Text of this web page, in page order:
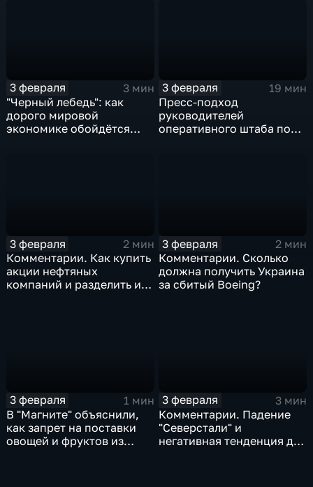
3 февраля
3 мин
"Черный лебедь": как
дорого мировой
экономике обойдётся
3 февраля
19 мин
Пресс-подход
руководителей
оперативного штаба по
3 февраля
2 мин
Комментарии. Как купить
акции нефтяных
компаний и разделить их
3 февраля
2 мин
Комментарии. Сколько
должна получить Украина
за сбитый Boeing?
3 февраля
1 мин
В "Магните" объяснили,
как запрет на поставки
овощей и фруктов из
3 февраля
3 мин
Комментарии. Падение
"Северстали" и
негативная тенденция для